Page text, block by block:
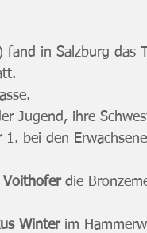
fand in Salzburg das
Jugend, ihre
1. bei den
Voithofer die
Winter im